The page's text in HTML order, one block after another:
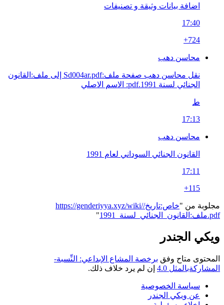
اضافة بيانات وثيقة و تصنيفات
17:40
+724
محاسن دهب
نقل محاسن دهب صفحة ملف:Sd004ar.pdf إلى ملف:القانون
الجنائي لسنة 1991.pdf: الاسم الاصلي
ط
17:13
محاسن دهب
القانون الجنائي السوداني لعام 1991
17:11
+115
مجلوبة من "
https://genderiyya.xyz/wiki/خاص:تاريخ/
ملف:القانون_الجنائي_لسنة_1991.pdf
"
ويكي الجندر
المحتوى متاح وفق برخصة المشاع الإبداعي: النِّسبة-
المشاركةبالمثل 4.0
إن لم يرد خلاف ذلك.
سياسة الخصوصية
عن ويكي الجندر